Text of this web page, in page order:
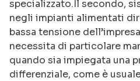
specializzato.Il secondo,
negli impianti alimentati
bassa tensione
necessita di particolare
quando sia impiegata una
differenziale, come è